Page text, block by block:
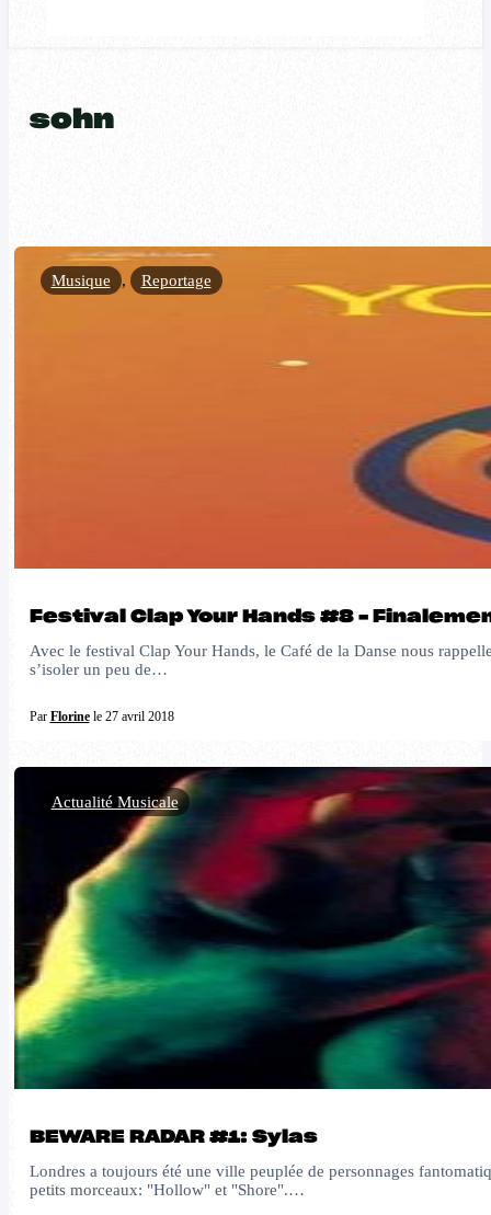
sohn
Festival Clap Your Hands #8 –
Avec le festival Clap Your Hands, le Café de la Danse nous
s’isoler un peu de…
Par Florinele 27 avril 2018
Musique , Reportage
BEWARE RADAR #1: Sylas
Londres a toujours été une ville peuplée de personnages
petits morceaux: "Hollow" et "Shore".…
Actualité Musicale